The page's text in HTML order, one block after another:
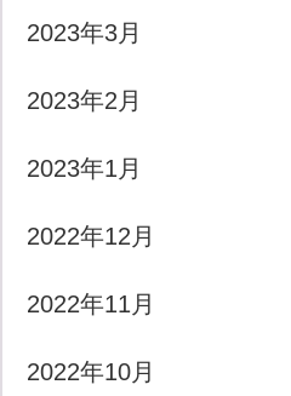
2023年3月
2023年2月
2023年1月
2022年12月
2022年11月
2022年10月